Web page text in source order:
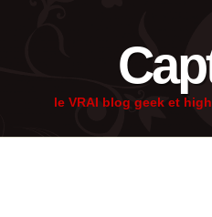
le VRAI blog geek et